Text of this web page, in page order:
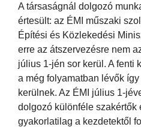
A társaságnál dolgozó
értesült: az ÉMI műszaki
Építési és Közlekedési
erre az átszervezésre nem
július 1-jén sor kerül. A fenti
a még folyamatban lévők
kerülnek. Az ÉMI július 1-
dolgozó különféle szakértők
gyakorlatilag a kezdetektől